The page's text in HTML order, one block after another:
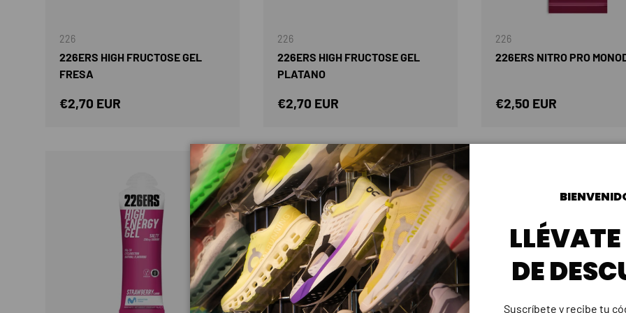
226
226ERS HIGH FRUCTOSE GEL
FRESA
Precio normal
€2,70 EUR
226
226ERS HIGH FRUCTOSE GEL
PLATANO
Precio normal
€2,70 EUR
226
226ERS NITRO PRO
Precio normal
€2,50 EUR
DE
Suscríbete y recibe tu